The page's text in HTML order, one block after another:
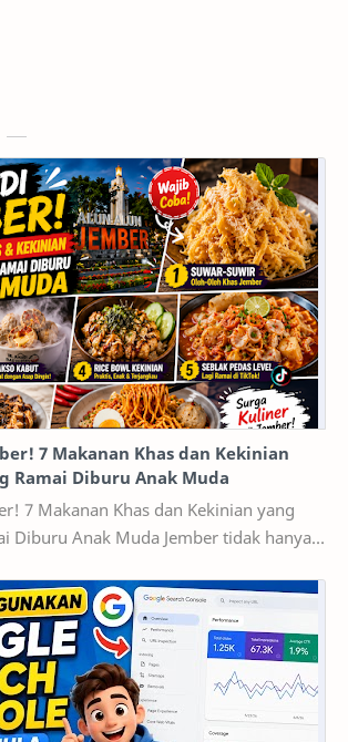
7 Makanan Khas dan Kekinian
Ramai Diburu Anak Muda
7 Makanan Khas dan Kekinian yang
Anak Muda Jember tidak hanya